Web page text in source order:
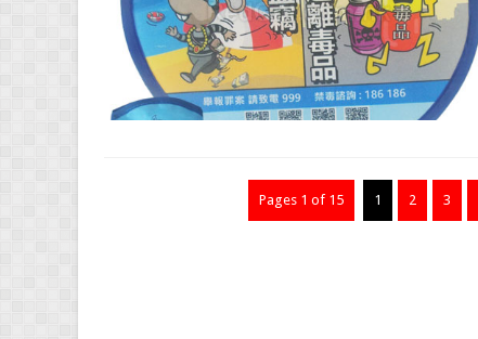
Pages 1 of 15 1 2 3